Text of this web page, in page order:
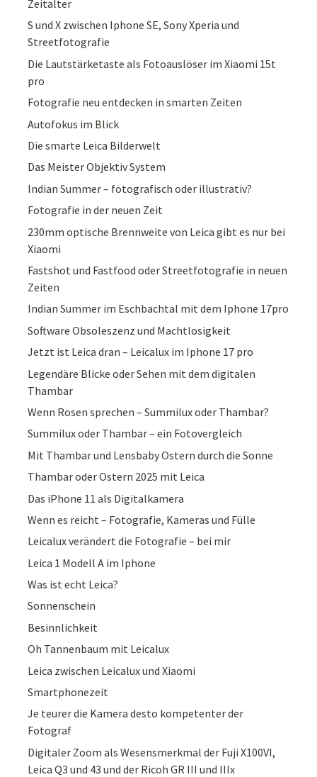
Zeitalter
S und X zwischen Iphone SE, Sony Xperia und
Streetfotografie
Die Lautstärketaste als Fotoauslöser im Xiaomi 15t
pro
Fotografie neu entdecken in smarten Zeiten
Autofokus im Blick
Die smarte Leica Bilderwelt
Das Meister Objektiv System
Indian Summer – fotografisch oder illustrativ?
Fotografie in der neuen Zeit
230mm optische Brennweite von Leica gibt es nur bei
Xiaomi
Fastshot und Fastfood oder Streetfotografie in neuen
Zeiten
Indian Summer im Eschbachtal mit dem Iphone 17pro
Software Obsoleszenz und Machtlosigkeit
Jetzt ist Leica dran – Leicalux im Iphone 17 pro
Legendäre Blicke oder Sehen mit dem digitalen
Thambar
Wenn Rosen sprechen – Summilux oder Thambar?
Summilux oder Thambar – ein Fotovergleich
Mit Thambar und Lensbaby Ostern durch die Sonne
Thambar oder Ostern 2025 mit Leica
Das iPhone 11 als Digitalkamera
Wenn es reicht – Fotografie, Kameras und Fülle
Leicalux verändert die Fotografie – bei mir
Leica 1 Modell A im Iphone
Was ist echt Leica?
Sonnenschein
Besinnlichkeit
Oh Tannenbaum mit Leicalux
Leica zwischen Leicalux und Xiaomi
Smartphonezeit
Je teurer die Kamera desto kompetenter der
Fotograf
Digitaler Zoom als Wesensmerkmal der Fuji X100VI,
Leica Q3 und 43 und der Ricoh GR III und IIIx